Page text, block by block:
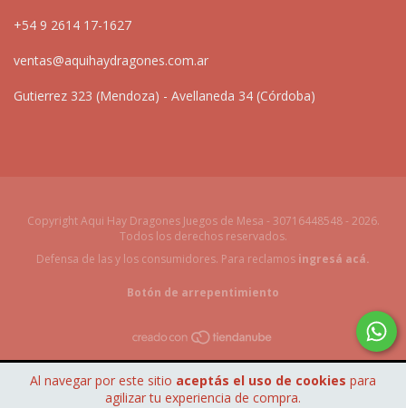
Al navegar por este sitio aceptás el uso de cookies para
agilizar tu experiencia de compra.
+54 9 2614 17-1627
ventas@aquihaydragones.com.ar
Gutierrez 323 (Mendoza) - Avellaneda 34 (Córdoba)
Copyright Aqui Hay Dragones Juegos de Mesa - 30716448548 - 2026.
Todos los derechos reservados.
Defensa de las y los consumidores. Para reclamos ingresá acá.
Botón de arrepentimiento